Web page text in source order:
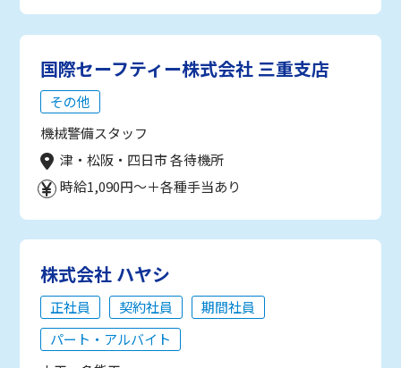
国際セーフティー株式会社 三重支店
その他
機械警備スタッフ
津・松阪・四日市 各待機所
時給1,090円～＋各種手当あり
株式会社 ハヤシ
正社員 契約社員
期間社員
パート・アルバイト